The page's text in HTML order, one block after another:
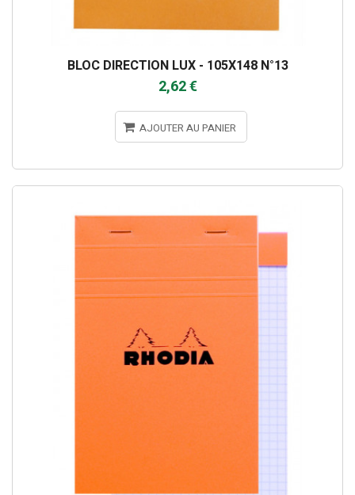
BLOC DIRECTION LUX - 105X148 N°13
2,62 €
AJOUTER AU PANIER